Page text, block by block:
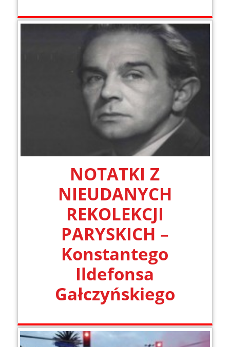
NOTATKI Z
NIEUDANYCH
REKOLEKCJI
PARYSKICH –
Konstantego
Ildefonsa
Gałczyńskiego